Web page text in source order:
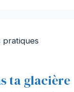
pratiques
ta glacière